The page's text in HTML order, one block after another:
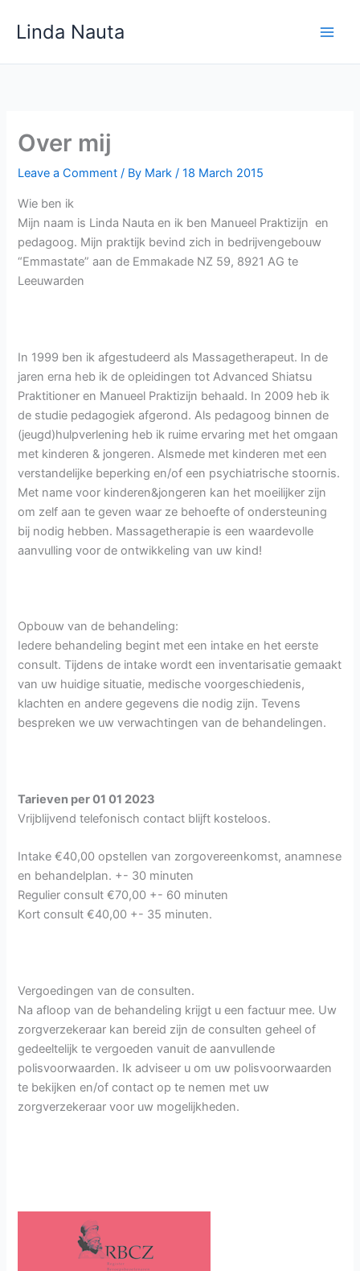
Linda Nauta
Over mij
Leave a Comment / By Mark/18 March 2015
Wie ben ik
Mijn naam is Linda Nauta en ik ben Manueel Praktizijn en
pedagoog. Mijn praktijk bevind zich in bedrijvengebouw
“Emmastate” aan de Emmakade NZ 59, 8921 AG te
Leeuwarden
In 1999 ben ik afgestudeerd als Massagetherapeut. In de
jaren erna heb ik de opleidingen tot Advanced Shiatsu
Praktitioner en Manueel Praktizijn behaald. In 2009 heb ik
de studie pedagogiek afgerond. Als pedagoog binnen de
(jeugd)hulpverlening heb ik ruime ervaring met het omgaan
met kinderen & jongeren. Alsmede met kinderen met een
verstandelijke beperking en/of een psychiatrische stoornis.
Met name voor kinderen&jongeren kan het moeilijker zijn
om zelf aan te geven waar ze behoefte of ondersteuning
bij nodig hebben. Massagetherapie is een waardevolle
aanvulling voor de ontwikkeling van uw kind!
Opbouw van de behandeling:
Iedere behandeling begint met een intake en het eerste
consult. Tijdens de intake wordt een inventarisatie gemaakt
van uw huidige situatie, medische voorgeschiedenis,
klachten en andere gegevens die nodig zijn. Tevens
bespreken we uw verwachtingen van de behandelingen.
Tarieven per 01 01 2023
Vrijblijvend telefonisch contact blijft kosteloos.
Intake €40,00 opstellen van zorgovereenkomst, anamnese
en behandelplan. +- 30 minuten
Regulier consult €70,00 +- 60 minuten
Kort consult €40,00 +- 35 minuten.
Vergoedingen van de consulten.
Na afloop van de behandeling krijgt u een factuur mee. Uw
zorgverzekeraar kan bereid zijn de consulten geheel of
gedeeltelijk te vergoeden vanuit de aanvullende
polisvoorwaarden. Ik adviseer u om uw polisvoorwaarden
te bekijken en/of contact op te nemen met uw
zorgverzekeraar voor uw mogelijkheden.